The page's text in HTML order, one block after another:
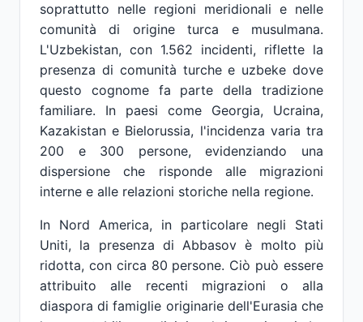
soprattutto nelle regioni meridionali e nelle
comunità di origine turca e musulmana.
L'Uzbekistan, con 1.562 incidenti, riflette la
presenza di comunità turche e uzbeke dove
questo cognome fa parte della tradizione
familiare. In paesi come Georgia, Ucraina,
Kazakistan e Bielorussia, l'incidenza varia tra
200 e 300 persone, evidenziando una
dispersione che risponde alle migrazioni
interne e alle relazioni storiche nella regione.
In Nord America, in particolare negli Stati
Uniti, la presenza di Abbasov è molto più
ridotta, con circa 80 persone. Ciò può essere
attribuito alle recenti migrazioni o alla
diaspora di famiglie originarie dell'Eurasia che